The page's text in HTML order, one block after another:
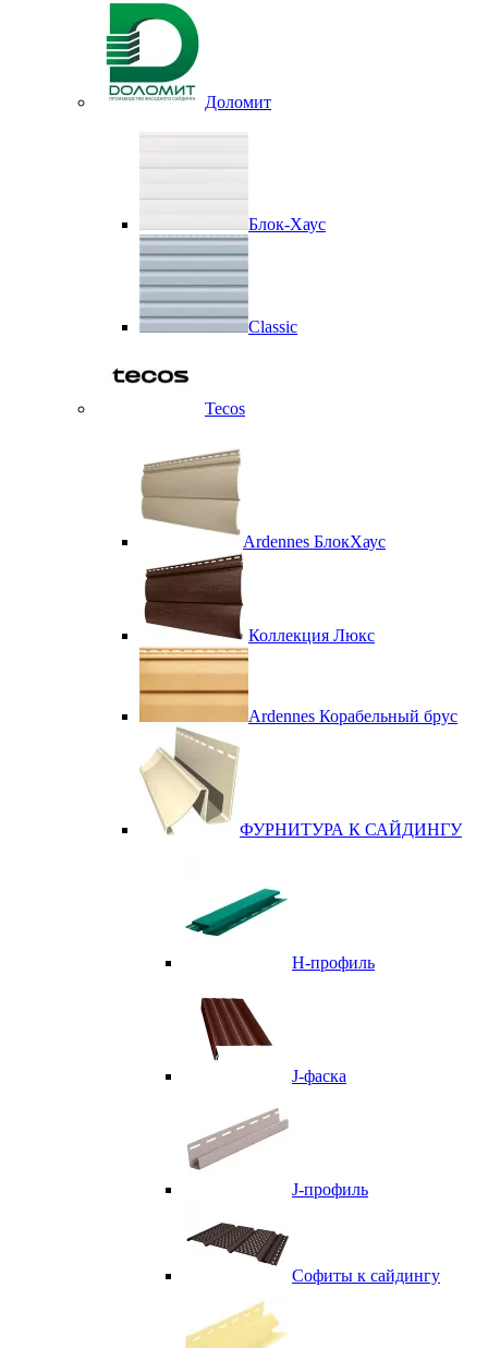
Доломит
Блок-Хаус
Classic
Tecos
Ardennes БлокХаус
Коллекция Люкс
Ardennes Корабельный брус
ФУРНИТУРА К САЙДИНГУ
Н-профиль
J-фаска
J-профиль
Софиты к сайдингу